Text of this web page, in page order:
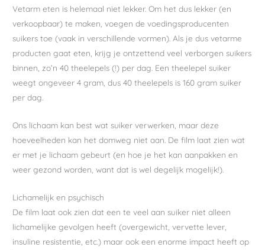
Vetarm eten is helemaal niet lekker. Om het dus lekker (en
verkoopbaar) te maken, voegen de voedingsproducenten
suikers toe (vaak in verschillende vormen). Als je dus vetarme
producten gaat eten, krijg je ontzettend veel verborgen suikers
binnen, zo’n 40 theelepels (!) per dag. Een theelepel suiker
weegt ongeveer 4 gram, dus 40 theelepels is 160 gram suiker
per dag.
Ons lichaam kan best wat suiker verwerken, maar deze
hoeveelheden kan het domweg niet aan. De film laat zien wat
er met je lichaam gebeurt (en hoe je het kan aanpakken en
weer gezond worden, want dat is wel degelijk mogelijk!).
Lichamelijk en psychisch
De film laat ook zien dat een te veel aan suiker niet alleen
lichamelijke gevolgen heeft (overgewicht, vervette lever,
insuline resistentie, etc.) maar ook een enorme impact heeft op